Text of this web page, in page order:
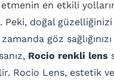
en etkili
Peki, doğal
zamanda göz
Rocio renkli lens
Rocio Lens, estetik